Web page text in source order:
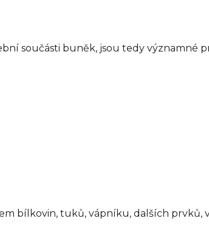
součásti buněk, jsou tedy významné
bílkovin, tuků, vápníku, dalších